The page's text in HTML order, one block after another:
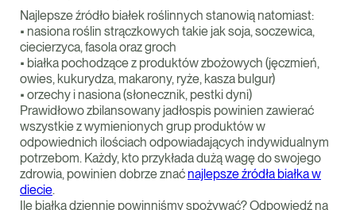
Najlepsze źródło białek roślinnych stanowią natomiast:
• nasiona roślin strączkowych takie jak soja, soczewica,
ciecierzyca, fasola oraz groch
• białka pochodzące z produktów zbożowych (jęczmień,
owies, kukurydza, makarony, ryże, kasza bulgur)
• orzechy i nasiona (słonecznik, pestki dyni)
Prawidłowo zbilansowany jadłospis powinien zawierać
wszystkie z wymienionych grup produktów w
odpowiednich ilościach odpowiadających indywidualnym
potrzebom. Każdy, kto przykłada dużą wagę do swojego
zdrowia, powinien dobrze znać najlepsze źródła białka w
diecie.
Ile białka dziennie powinniśmy spożywać? Odpowiedź na